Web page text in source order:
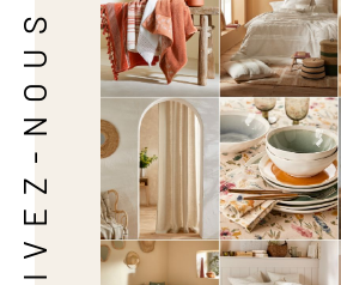
SUIVEZ-NOUS